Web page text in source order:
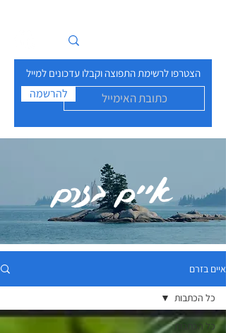
הצטרפו לרשימת התפוצה וקבלו עדכונים למייל
להרשמה
איים בזרם
איים בזרם
כל הכתבות
כל הכתבות